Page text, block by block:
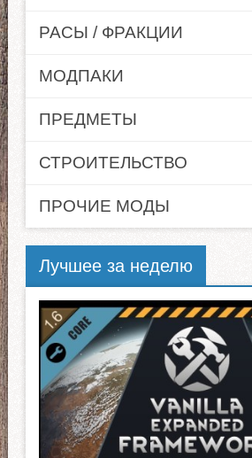
РАСЫ / ФРАКЦИИ
МОДПАКИ
ПРЕДМЕТЫ
СТРОИТЕЛЬСТВО
ПРОЧИЕ МОДЫ
Лучшее за неделю